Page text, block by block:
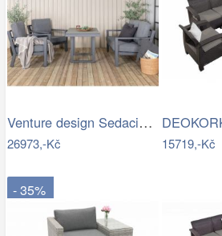
Venture design Sedacia súprava…
26973,-Kč 15719,-Kč
- 35%